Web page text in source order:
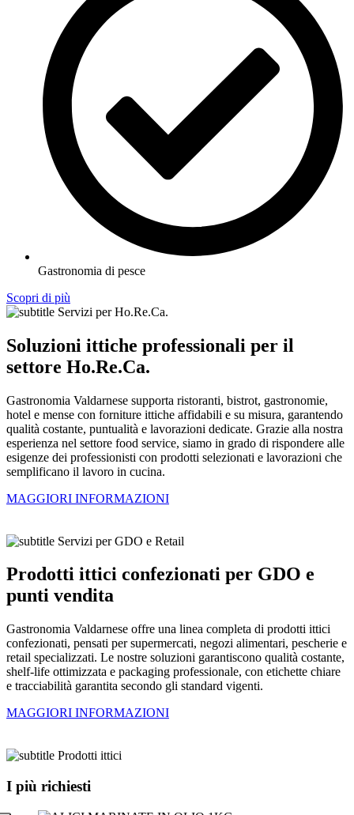
Gastronomia di pesce
Scopri di più
Servizi per Ho.Re.Ca.
Soluzioni ittiche professionali per il
settore Ho.Re.Ca.
Gastronomia Valdarnese supporta ristoranti, bistrot, gastronomie,
hotel e mense con forniture ittiche affidabili e su misura, garantendo
qualità costante, puntualità e lavorazioni dedicate. Grazie alla nostra
esperienza nel settore food service, siamo in grado di rispondere alle
esigenze dei professionisti con prodotti selezionati e lavorazioni che
semplificano il lavoro in cucina.
MAGGIORI INFORMAZIONI
Servizi per GDO e Retail
Prodotti ittici confezionati per GDO e
punti vendita
Gastronomia Valdarnese offre una linea completa di prodotti ittici
confezionati, pensati per supermercati, negozi alimentari, pescherie e
retail specializzati. Le nostre soluzioni garantiscono qualità costante,
shelf-life ottimizzata e packaging professionale, con etichette chiare
e tracciabilità garantita secondo gli standard vigenti.
MAGGIORI INFORMAZIONI
Prodotti ittici
I più richiesti